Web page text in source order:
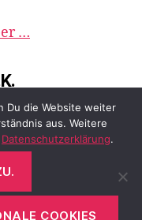
…
↑
Du die Website weiter
aus. Weitere
Datenschutzerklärung.
COOKIES